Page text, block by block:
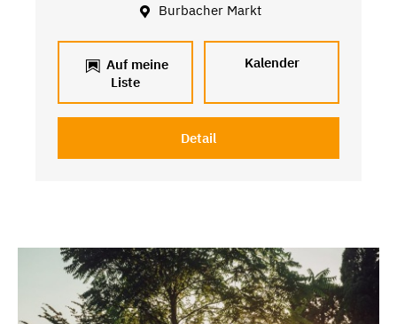
Burbacher Markt
Auf meine
Liste
Kalender
Detail